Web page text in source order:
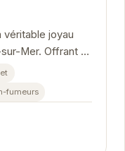
joyau
Mer. Offrant un
de...
fumeurs